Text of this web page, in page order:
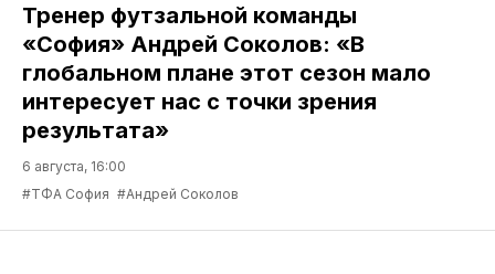
Тренер футзальной команды
«София» Андрей Соколов: «В
глобальном плане этот сезон мало
интересует нас с точки зрения
результата»
6 августа, 16:00
#ТФА София #Андрей Соколов